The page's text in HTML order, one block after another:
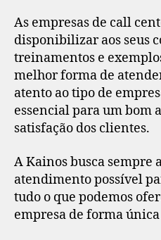
As empresas de call
disponibilizar aos seus
treinamentos e
melhor forma de
atento ao tipo de
essencial para um bom
satisfação dos clientes.
A Kainos busca sempre
atendimento possível
tudo o que podemos
empresa de forma